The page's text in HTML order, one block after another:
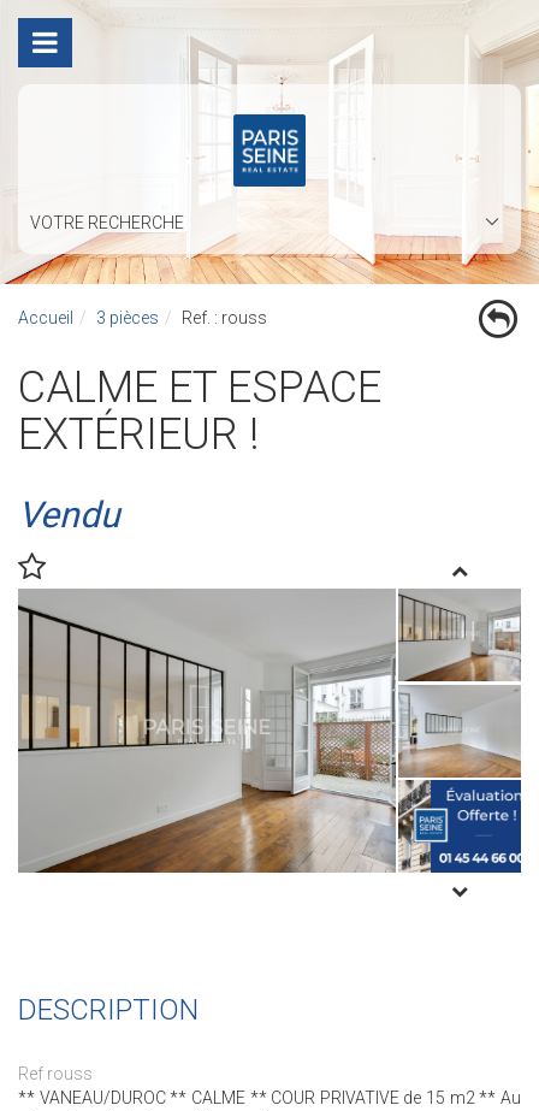
VOTRE RECHERCHE
Accueil 3 pièces Ref. : rouss
CALME ET ESPACE
EXTÉRIEUR !
Vendu
DESCRIPTION
Ref rouss
** VANEAU/DUROC ** CALME ** COUR PRIVATIVE de 15 m2 ** Au